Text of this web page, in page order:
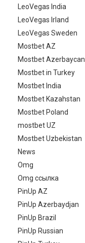
LeoVegas India
LeoVegas Irland
LeoVegas Sweden
Mostbet AZ
Mostbet Azerbaycan
Mostbet in Turkey
Mostbet India
Mostbet Kazahstan
Mostbet Poland
mostbet UZ
Mostbet Uzbekistan
News
Omg
Omg ссылка
PinUp AZ
PinUp Azerbaydjan
PinUp Brazil
PinUp Russian